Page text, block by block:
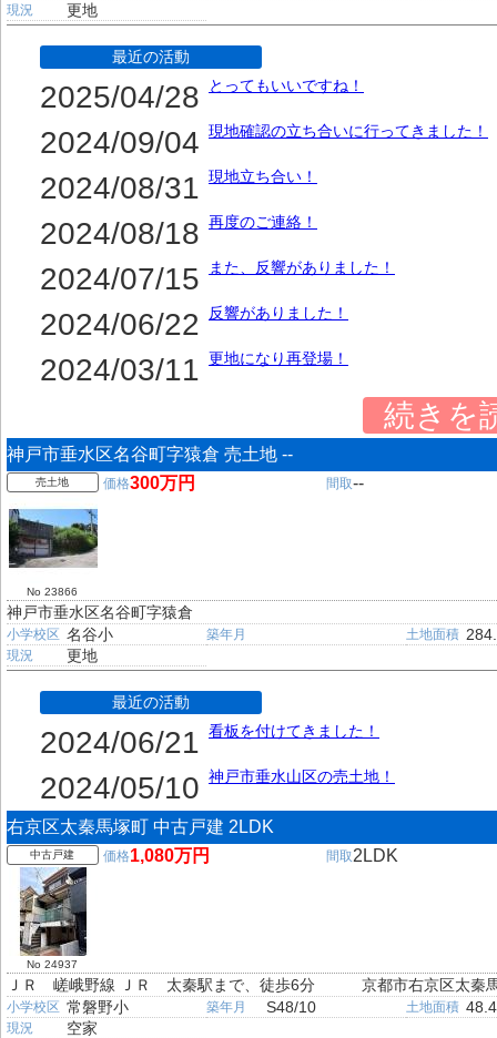
現況 更地
最近の活動
2025/04/28 とってもいいですね！
2024/09/04 現地確認の立ち合いに行ってきました！
2024/08/31 現地立ち合い！
2024/08/18 再度のご連絡！
2024/07/15 また、反響がありました！
2024/06/22 反響がありました！
2024/03/11 更地になり再登場！
続きを
神戸市垂水区名谷町字猿倉 売土地 --
売土地
No 23866
価格300万円 間取--
神戸市垂水区名谷町字猿倉
小学校区 名谷小 築年月 土地面積
現況 更地
最近の活動
2024/06/21 看板を付けてきました！
2024/05/10 神戸市垂水山区の売土地！
右京区太秦馬塚町 中古戸建 2LDK
中古戸建
No 24937
価格1,080万円 間取2LDK
ＪＲ 嵯峨野線 ＪＲ 太秦駅まで、徒歩6分 京都市右京区太秦
小学校区 常磐野小 築年月 S48/10 土地面積
現況 空家